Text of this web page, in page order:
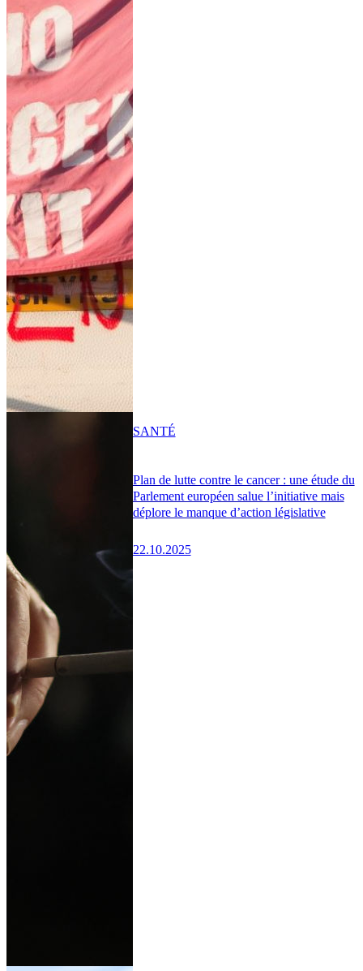
Plan de lutte contre le cancer : une étude du
Parlement européen salue l’initiative mais
déplore le manque d’action législative
22.10.2025
SANTÉ